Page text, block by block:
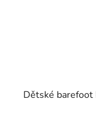
Dětské barefoot